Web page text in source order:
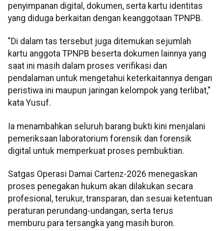
penyimpanan digital, dokumen, serta kartu identitas
yang diduga berkaitan dengan keanggotaan TPNPB.
"Di dalam tas tersebut juga ditemukan sejumlah
kartu anggota TPNPB beserta dokumen lainnya yang
saat ini masih dalam proses verifikasi dan
pendalaman untuk mengetahui keterkaitannya dengan
peristiwa ini maupun jaringan kelompok yang terlibat,"
kata Yusuf.
Ia menambahkan seluruh barang bukti kini menjalani
pemeriksaan laboratorium forensik dan forensik
digital untuk memperkuat proses pembuktian.
Satgas Operasi Damai Cartenz-2026 menegaskan
proses penegakan hukum akan dilakukan secara
profesional, terukur, transparan, dan sesuai ketentuan
peraturan perundang-undangan, serta terus
memburu para tersangka yang masih buron.